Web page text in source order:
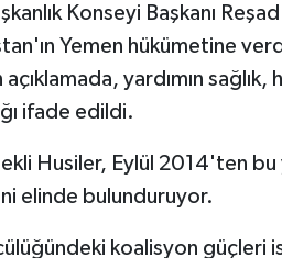
Konseyi Başkanı
Yemen hükümetine
açıklamada, yardımın
ifade edildi.
Husiler, Eylül 2014'ten bu
elinde bulunduruyor.
koalisyon